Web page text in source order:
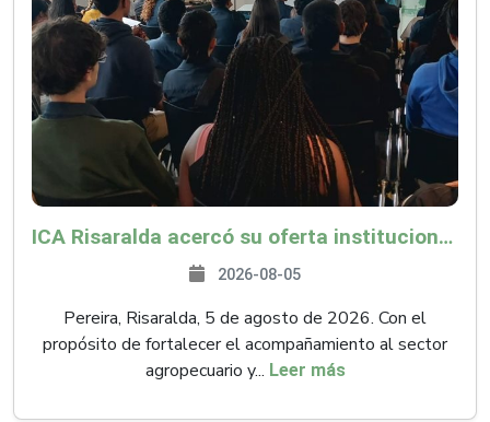
ICA Risaralda acercó su oferta institucional a productores y emprendedores en Expocamello
2026-08-05
Pereira, Risaralda, 5 de agosto de 2026. Con el
propósito de fortalecer el acompañamiento al sector
agropecuario y... Leer más